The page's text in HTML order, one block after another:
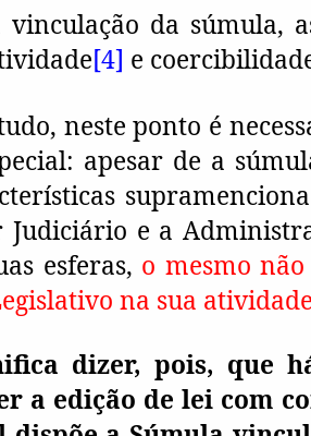
vinculação da súmula,
[4] e
neste ponto é
apesar de a
Judiciário e a
esferas, o mesmo
na sua
dizer, pois, que
a edição de lei com